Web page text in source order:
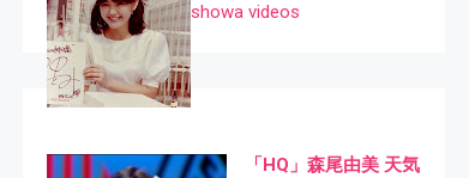
showa videos
「HQ」森尾由美 天気